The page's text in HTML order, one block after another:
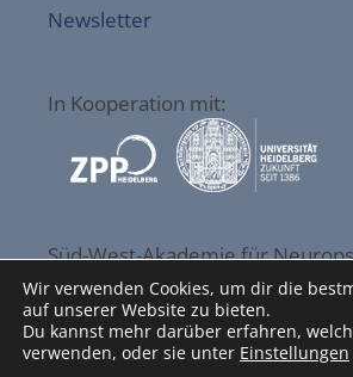
Newsletter
In Kooperation mit:
Süd-West-Akademie für
GmbH
Esternaystr. 49
76337 Waldbronn
Wir verwenden Cookies, um dir die
auf unserer Website zu bieten.
Du kannst mehr darüber erfahren,
verwenden, oder sie unter Einstellungen